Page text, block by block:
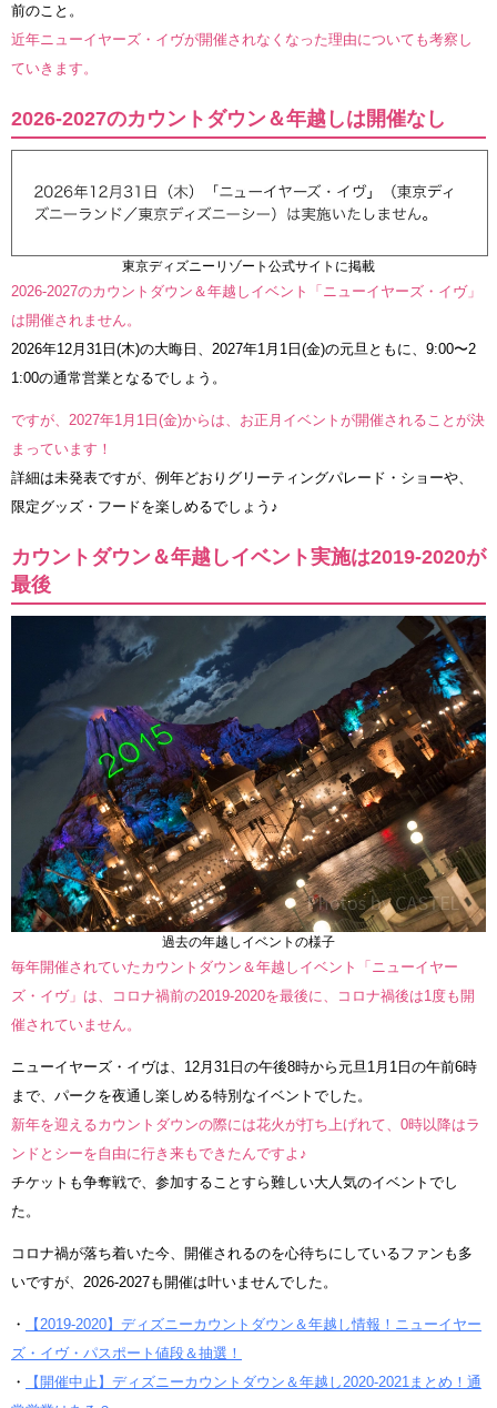
前のこと。
近年ニューイヤーズ・イヴが開催されなくなった理由についても考察し
ていきます。
2026-2027のカウントダウン＆年越しは開催なし
東京ディズニーリゾート公式サイトに掲載
2026-2027のカウントダウン＆年越しイベント「ニューイヤーズ・イヴ」
は開催されません。
2026年12月31日(木)の大晦日、2027年1月1日(金)の元旦ともに、9:00〜2
1:00の通常営業となるでしょう。
ですが、2027年1月1日(金)からは、お正月イベントが開催されることが決
まっています！
詳細は未発表ですが、例年どおりグリーティングパレード・ショーや、
限定グッズ・フードを楽しめるでしょう♪
カウントダウン＆年越しイベント実施は2019-2020が
最後
過去の年越しイベントの様子
毎年開催されていたカウントダウン＆年越しイベント「ニューイヤー
ズ・イヴ」は、コロナ禍前の2019-2020を最後に、コロナ禍後は1度も開
催されていません。
ニューイヤーズ・イヴは、12月31日の午後8時から元旦1月1日の午前6時
まで、パークを夜通し楽しめる特別なイベントでした。
新年を迎えるカウントダウンの際には花火が打ち上げれて、0時以降はラ
ンドとシーを自由に行き来もできたんですよ♪
チケットも争奪戦で、参加することすら難しい大人気のイベントでし
た。
コロナ禍が落ち着いた今、開催されるのを心待ちにしているファンも多
いですが、2026-2027も開催は叶いませんでした。
・
【2019-2020】ディズニーカウントダウン＆年越し情報！ニューイヤー
ズ・イヴ・パスポート値段＆抽選！
・
【開催中止】ディズニーカウントダウン＆年越し2020-2021まとめ！通